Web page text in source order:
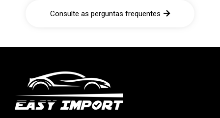
Consulte as perguntas frequentes